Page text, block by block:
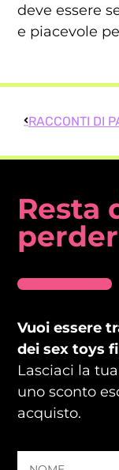
deve essere
e piacevole
Resta
Vuoi essere
dei sex toys
Lasciaci la
uno sconto
acquisto.